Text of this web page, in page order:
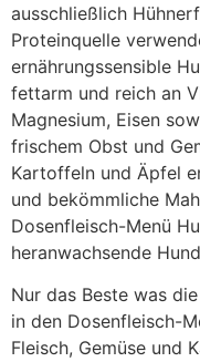
ausschließlich
Proteinquelle
ernährungssensible
fettarm und reich an
Magnesium, Eisen
frischem Obst und
Kartoffeln und Äpfel
und bekömmliche
Dosenfleisch-Menü
heranwachsende
Nur das Beste was
in den Dosenfleisch-
Fleisch, Gemüse und